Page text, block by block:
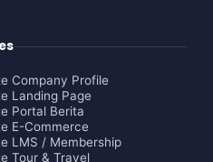
Company Profile
Landing Page
Portal Berita
E-Commerce
LMS / Membership
Tour & Travel